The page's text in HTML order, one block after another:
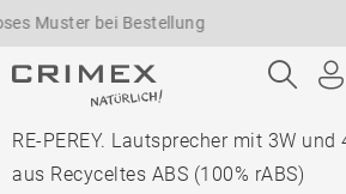
bei Bestellung
RE-PEREY. Lautsprecher mit 3W
aus Recyceltes ABS (100% rABS)